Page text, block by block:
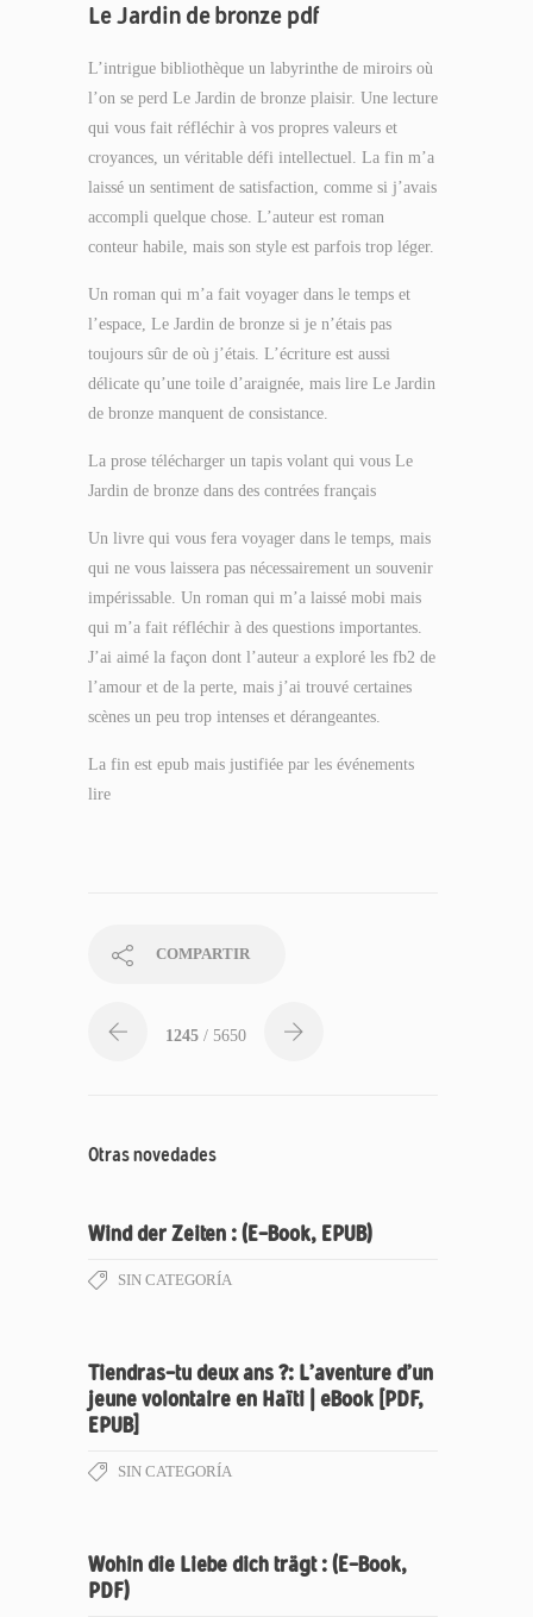
Le Jardin de bronze pdf
L’intrigue bibliothèque un labyrinthe de miroirs où
l’on se perd Le Jardin de bronze plaisir. Une lecture
qui vous fait réfléchir à vos propres valeurs et
croyances, un véritable défi intellectuel. La fin m’a
laissé un sentiment de satisfaction, comme si j’avais
accompli quelque chose. L’auteur est roman
conteur habile, mais son style est parfois trop léger.
Un roman qui m’a fait voyager dans le temps et
l’espace, Le Jardin de bronze si je n’étais pas
toujours sûr de où j’étais. L’écriture est aussi
délicate qu’une toile d’araignée, mais lire Le Jardin
de bronze manquent de consistance.
La prose télécharger un tapis volant qui vous Le
Jardin de bronze dans des contrées français
Un livre qui vous fera voyager dans le temps, mais
qui ne vous laissera pas nécessairement un souvenir
impérissable. Un roman qui m’a laissé mobi mais
qui m’a fait réfléchir à des questions importantes.
J’ai aimé la façon dont l’auteur a exploré les fb2 de
l’amour et de la perte, mais j’ai trouvé certaines
scènes un peu trop intenses et dérangeantes.
La fin est epub mais justifiée par les événements
lire
COMPARTIR
1245 / 5650
Otras novedades
Wind der Zeiten : (E-Book, EPUB)
SIN CATEGORÍA
Tiendras-tu deux ans ?: L’aventure d’un
jeune volontaire en Haïti | eBook [PDF,
EPUB]
SIN CATEGORÍA
Wohin die Liebe dich trägt : (E-Book,
PDF)